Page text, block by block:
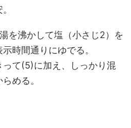
を沸かして塩（小さじ2）を
時間通りにゆでる。
て(5)に加え、しっかり混
める。